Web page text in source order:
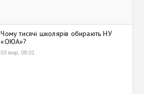
Чому тисячі школярів обирають НУ
«ОЮА»?
03 мар, 08:01